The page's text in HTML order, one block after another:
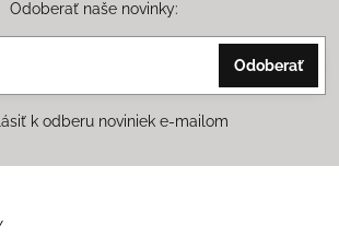
Odoberať naše novinky:
Odoberať
k odberu noviniek e-mailom